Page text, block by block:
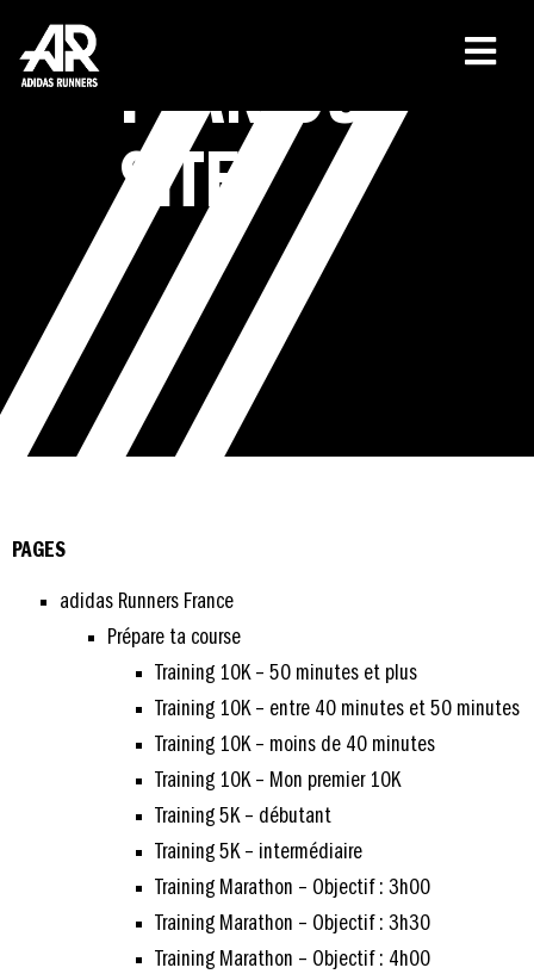
PLAN DU
SITE
PAGES
adidas Runners France
Prépare ta course
Training 10K – 50 minutes et plus
Training 10K – entre 40 minutes et 50 minutes
Training 10K – moins de 40 minutes
Training 10K – Mon premier 10K
Training 5K – débutant
Training 5K – intermédiaire
Training Marathon – Objectif : 3h00
Training Marathon – Objectif : 3h30
Training Marathon – Objectif : 4h00